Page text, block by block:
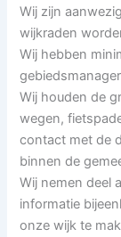
Wij zijn
wijkraden
Wij hebben
Wij houden de
wegen,
contact met de
binnen de
Wij nemen deel
informatie
onze wijk te